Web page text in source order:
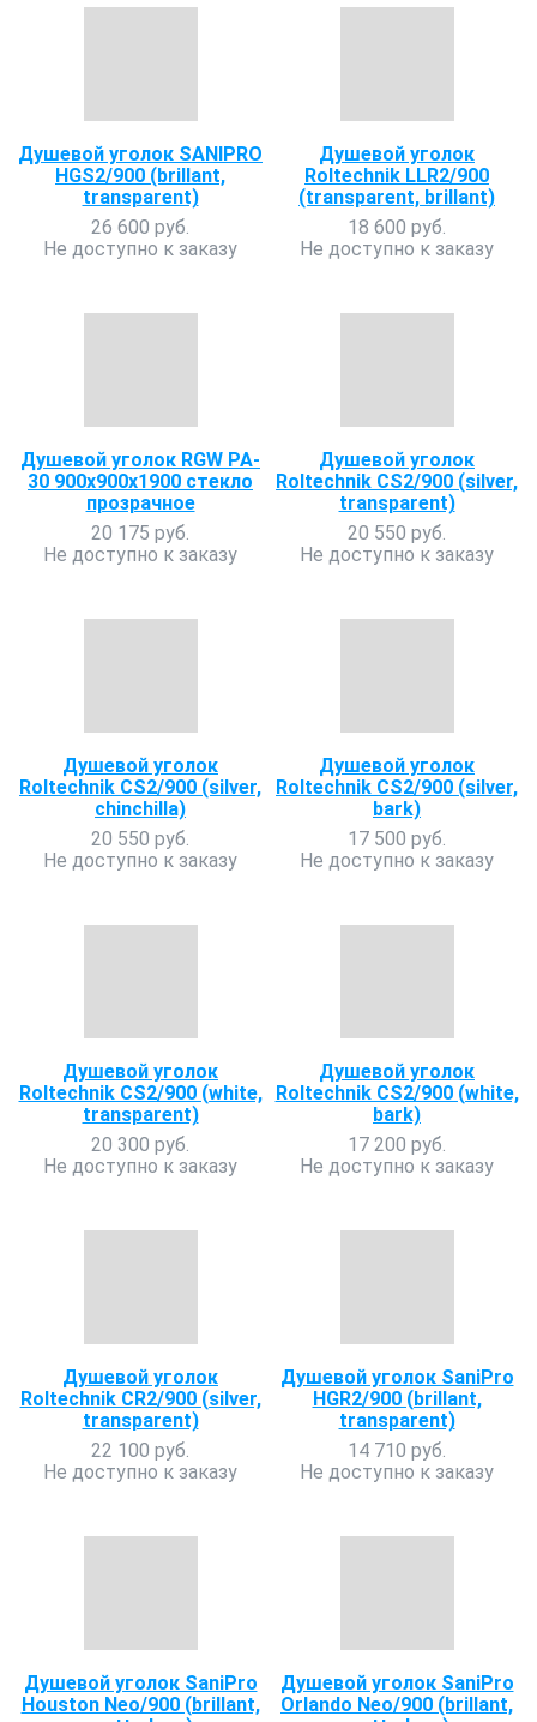
Душевой уголок SANIPRO
HGS2/900 (brillant,
transparent)
26 600 руб.
Не доступно к заказу
Душевой уголок
Roltechnik LLR2/900
(transparent, brillant)
18 600 руб.
Не доступно к заказу
Душевой уголок RGW PA-
30 900х900х1900 стекло
прозрачное
20 175 руб.
Не доступно к заказу
Душевой уголок
Roltechnik CS2/900 (silver,
transparent)
20 550 руб.
Не доступно к заказу
Душевой уголок
Roltechnik CS2/900 (silver,
chinchilla)
20 550 руб.
Не доступно к заказу
Душевой уголок
Roltechnik CS2/900 (silver,
bark)
17 500 руб.
Не доступно к заказу
Душевой уголок
Roltechnik CS2/900 (white,
transparent)
20 300 руб.
Не доступно к заказу
Душевой уголок
Roltechnik CS2/900 (white,
bark)
17 200 руб.
Не доступно к заказу
Душевой уголок
Roltechnik CR2/900 (silver,
transparent)
22 100 руб.
Не доступно к заказу
Душевой уголок SaniPro
HGR2/900 (brillant,
transparent)
14 710 руб.
Не доступно к заказу
Душевой уголок SaniPro
Houston Neo/900 (brillant,
Душевой уголок SaniPro
Orlando Neo/900 (brillant,